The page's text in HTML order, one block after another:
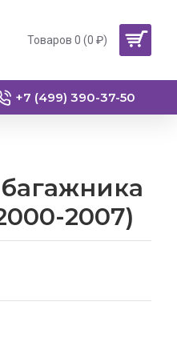
Товаров 0 (0 ₽)
+7 (499) 390-37-50
2007)